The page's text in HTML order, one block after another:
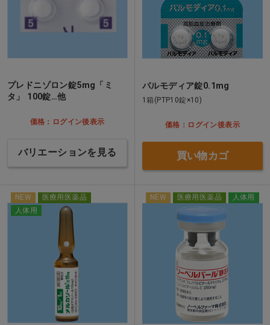
プレドニゾロン錠5mg「ミ
タ」 100錠…他
価格：ログイン後表示
バリエーションを見る
パルモディア錠0.1mg
1箱(PTP10錠×10)
価格：ログイン後表示
買い物カゴ
NEW
医療用医薬品
人体用
NEW 医療用医薬品 人体用